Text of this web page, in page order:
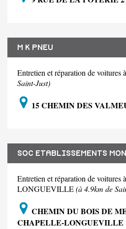
M K PNEU
Entretien et réparation de
Saint-Just)
15 CHEMIN DES
SOC ETABLISSEMENTS
Entretien et réparation de
LONGUEVILLE(à 4.9km de
CHEMIN DU BOIS DE
CHAPELLE-LONGUEVILLE